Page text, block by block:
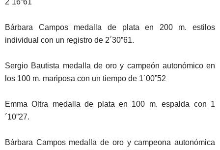
Bárbara Campos medalla de plata en 200 m. estilos
individual con un registro de 2´30”61.
Sergio Bautista medalla de oro y campeón autonómico en
los 100 m. mariposa con un tiempo de 1´00”52
Emma Oltra medalla de plata en 100 m. espalda con 1
´10”27.
Bárbara Campos medalla de oro y campeona autonómica